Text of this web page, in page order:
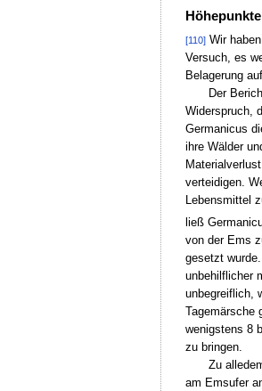
[110]Wir haben
Versuch, es
Belagerung
Der
Widerspruch,
Germanicus
ihre Wälder
verteidigen.
Lebensmittel
ließ
von der Ems
gesetzt
unbehilflicher
unbegreiflich,
Tagemärsche
wenigstens 8
zu bringen.
Zu
am Emsufer